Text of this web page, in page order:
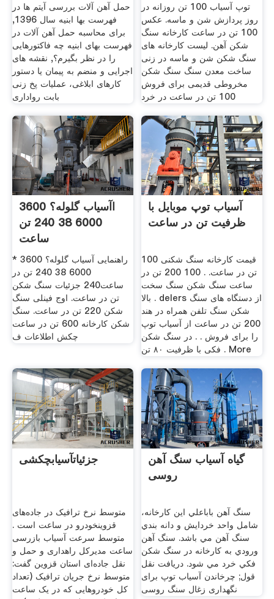
حمل آهن آلات بررسی آیتم ها در
فهرست بها ابنیه سال 1396,
برای محاسبه حمل آهن آلات در
فهرست بهای ابنیه چه فاکتورهایی
را در نظر بگیرم؟, نقشه های
اجرایی و منضم به پیمان یا دستور
کارهای ابلاغی، عملیات پخ زنی
بابت رواداری
توپ آسیاب 100 تن روزانه در
روز پردازش شن و ماسه. عکس
100 تن در ساعت کارخانه سنگ
شکن آهن. لیست کارخانه های
سنگ شکن شن و ماسه در زنی
ساخت معدن سنگ سنگ شکن
مخروطی قدیمی برای فروش
100 تن در ساعت در خرد
اآسیاب گلوله؟ 3600
6000 38 240 تن
ساعت
راهنمایی آسیاب گلوله؟ 3600 *
6000 38 240 تن در
ساعت240 جزئیات سنگ شکن
تن در ساعت. اوج فینلی سنگ
شکن 220 تن در ساعت. سنگ
شکن کارخانه 600 تن در ساعت
چکش اطلاعات ف
آسیاب توپ موبایل با
ظرفیت تن در ساعت
قیمت کارخانه سنگ شکنی 100
تن در ساعت. . 100 200 تن در
ساعت سنگ شکن سنگ سخت
بالا . delers از دستگاه های سنگ
شکن سنگ تلفن همراه در هند
200 تن در ساعت از آسیاب توپ
را برای فروش . . در سنگ شکن
فکی با ظرفیت ۸۰ تن . More
جزئیاتآسیابچکشی
متوسط نرخ ترافیک در جاده‌های
قزوینخودرو در ساعت است .
متوسط سرعت آسیاب بازرسی
ساعت مدیرکل راهداری و حمل و
نقل جاده‌ای استان قزوین گفت:
متوسط نرخ جریان ترافیک (تعداد
کل خودروهایی که در یک ساعت
گیاه آسیاب سنگ آهن
روسی
سنگ آهن باباعلي اين کارخانه،
شامل واحد خردايش و دانه بندي
سنگ آهن مي باشد. سنگ آهن
ورودي به کارخانه در سنگ شکن
فکي خرد مي شود. دریافت نقل
قول; چرخاندن آسیاب توپ برای
نگهداری زغال سنگ روسی